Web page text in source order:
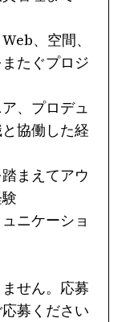
、空間、
たぐプロジ
、プロデュ
協働した経
まえてアウ
ニケーショ
せん。応募
募ください